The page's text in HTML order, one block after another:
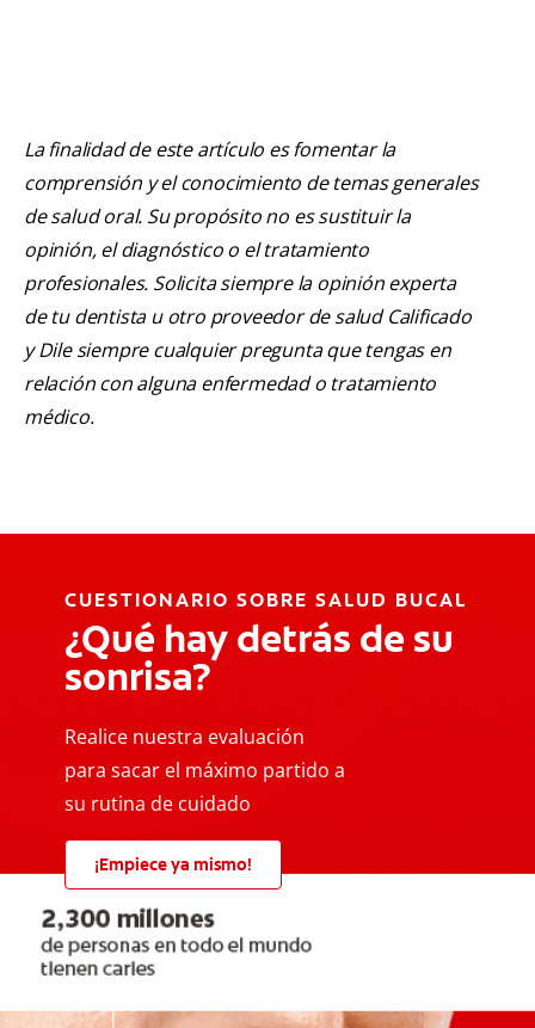
La finalidad de este artículo es fomentar la
comprensión y el conocimiento de temas generales
de salud oral. Su propósito no es sustituir la
opinión, el diagnóstico o el tratamiento
profesionales. Solicita siempre la opinión experta
de tu dentista u otro proveedor de salud Calificado
y Dile siempre cualquier pregunta que tengas en
relación con alguna enfermedad o tratamiento
médico.
CUESTIONARIO SOBRE SALUD BUCAL
¿Qué hay detrás de su
sonrisa?
Realice nuestra evaluación
para sacar el máximo partido a
su rutina de cuidado
¡Empiece ya mismo!